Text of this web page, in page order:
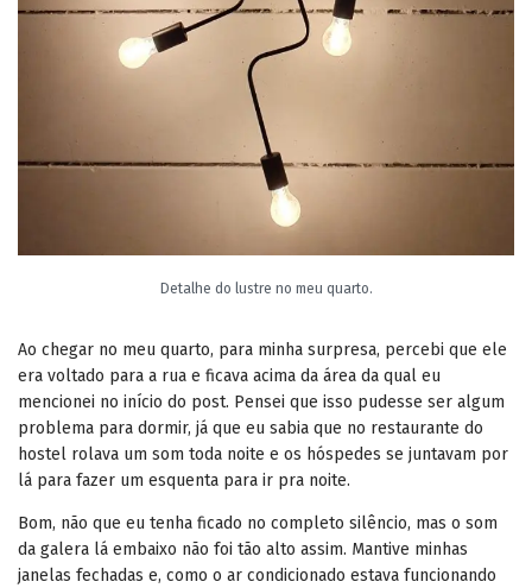
Detalhe do lustre no meu quarto.
Ao chegar no meu quarto, para minha surpresa, percebi que ele
era voltado para a rua e ficava acima da área da qual eu
mencionei no início do post. Pensei que isso pudesse ser algum
problema para dormir, já que eu sabia que no restaurante do
hostel rolava um som toda noite e os hóspedes se juntavam por
lá para fazer um esquenta para ir pra noite.
Bom, não que eu tenha ficado no completo silêncio, mas o som
da galera lá embaixo não foi tão alto assim. Mantive minhas
janelas fechadas e, como o ar condicionado estava funcionando